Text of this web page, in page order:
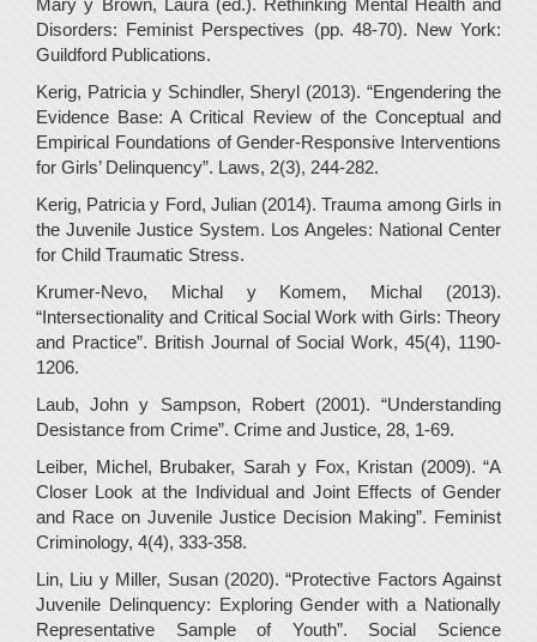
Disorders: Feminist Perspectives (pp. 48-70). New York:
Guildford Publications.
Kerig, Patricia y Schindler, Sheryl (2013). “Engendering the
Evidence Base: A Critical Review of the Conceptual and
Empirical Foundations of Gender-Responsive Interventions
for Girls’ Delinquency”. Laws, 2(3), 244-282.
Kerig, Patricia y Ford, Julian (2014). Trauma among Girls in
the Juvenile Justice System. Los Angeles: National Center
for Child Traumatic Stress.
Krumer-Nevo, Michal y Komem, Michal (2013).
“Intersectionality and Critical Social Work with Girls: Theory
and Practice”. British Journal of Social Work, 45(4), 1190-
1206.
Laub, John y Sampson, Robert (2001). “Understanding
Desistance from Crime”. Crime and Justice, 28, 1-69.
Leiber, Michel, Brubaker, Sarah y Fox, Kristan (2009). “A
Closer Look at the Individual and Joint Effects of Gender
and Race on Juvenile Justice Decision Making”. Feminist
Criminology, 4(4), 333-358.
Lin, Liu y Miller, Susan (2020). “Protective Factors Against
Juvenile Delinquency: Exploring Gender with a Nationally
Representative Sample of Youth”. Social Science